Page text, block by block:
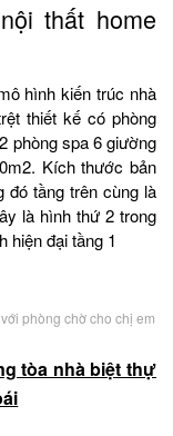
thất home
hình kiến trúc nhà
thiết kế có phòng
phòng spa 6 giường
Kích thước bản
đó tầng trên cùng là
là hình thứ 2 trong
hiện đại tầng 1
phòng chờ cho chị em
tòa nhà biệt thự